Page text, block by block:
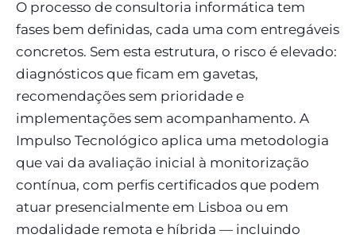
O processo de consultoria informática tem
fases bem definidas, cada uma com entregáveis
concretos. Sem esta estrutura, o risco é elevado:
diagnósticos que ficam em gavetas,
recomendações sem prioridade e
implementações sem acompanhamento. A
Impulso Tecnológico aplica uma metodologia
que vai da avaliação inicial à monitorização
contínua, com perfis certificados que podem
atuar presencialmente em Lisboa ou em
modalidade remota e híbrida — incluindo